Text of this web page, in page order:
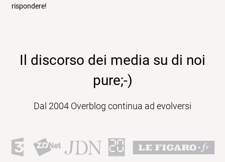
rispondere!
Il discorso dei media su di noi
pure;-)
Dal 2004 Overblog continua ad evolversi